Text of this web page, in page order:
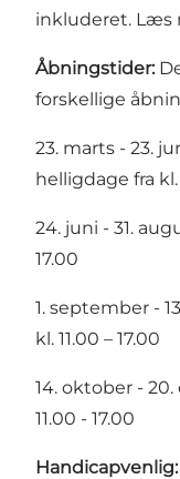
inkluderet. Læs
Åbningstider:
forskellige
23. marts - 23.
helligdage fra kl.
24. juni - 31.
17.00
1. september -
kl. 11.00 – 17.00
14. oktober -
11.00 - 17.00
Handicapvenlig: